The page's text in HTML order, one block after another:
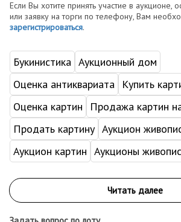
Если Вы хотите принять участие в аукционе,
или заявку на торги по телефону, Вам
зарегистрироваться.
Букинистика Аукционный дом
Оценка антиквариата
Купить
Оценка картин
Продажа картин
Продать картину Аукцион
Аукцион картин Аукционы